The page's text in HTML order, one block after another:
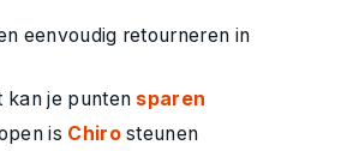
eenvoudig retourneren in
kan je punten sparen
is Chirosteunen